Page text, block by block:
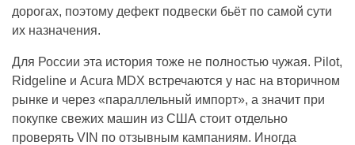
дорогах, поэтому дефект подвески бьёт по самой сути
их назначения.
Для России эта история тоже не полностью чужая. Pilot,
Ridgeline и Acura MDX встречаются у нас на вторичном
рынке и через «параллельный импорт», а значит при
покупке свежих машин из США стоит отдельно
проверять VIN по отзывным кампаниям. Иногда